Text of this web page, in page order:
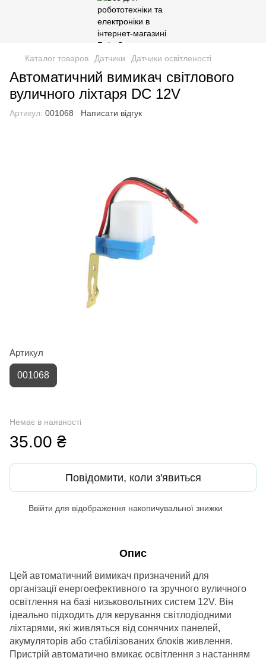
Каталог товаров Датчики Датчики освітленості
Автоматичний вимикач світлового
вуличного ліхтаря DC 12V
Артикул: 001068 Написати відгук
Артикул
001068
Немає в наявності
35.00 ₴
Повідомити, коли з'явиться
Ввійти для відображення накопичувальної знижки
Опис
Цей автоматичний вимикач призначений для
організації енергоефективного та зручного вуличного
освітлення на базі низьковольтних систем 12V. Він
ідеально підходить для керування світлодіодними
ліхтарями, які живляться від сонячних панелей,
акумуляторів або стабілізованих блоків живлення.
Пристрій автоматично вмикає освітлення з настанням